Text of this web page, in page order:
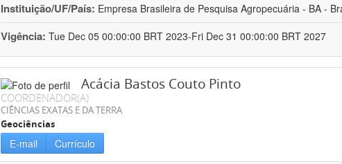
Instituição/UF/País: Empresa Brasileira de Pesquisa Agropecuária - BA -
Vigência: Tue Dec 05 00:00:00 BRT 2023-Fri Dec 31 00:00:00 BRT 2027
Acácia Bastos Couto Pinto
COORDENADOR(A)
CIÊNCIAS EXATAS E DA TERRA
Geociências
E-mail Currículo